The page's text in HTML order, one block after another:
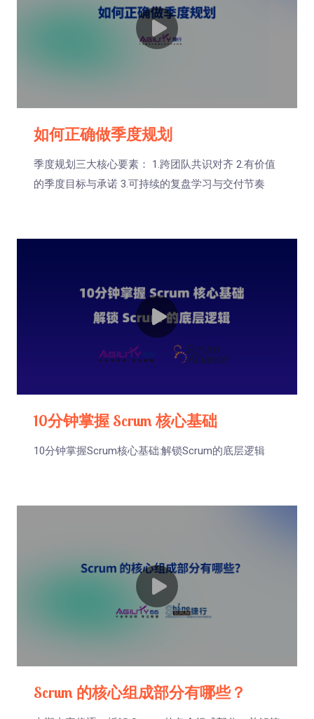
如何正确做季度规划
季度规划三大核心要素： 1.跨团队共识对齐 2.有价值
的季度目标与承诺 3.可持续的复盘学习与交付节奏
10分钟掌握 Scrum 核心基础
10分钟掌握Scrum核心基础:解锁Scrum的底层逻辑
Scrum 的核心组成部分有哪些？